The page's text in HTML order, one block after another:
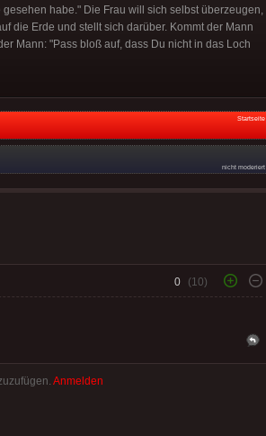
habe." Die Frau will sich selbst überzeugen,
die Erde und stellt sich darüber. Kommt der Mann
Mann: "Pass bloß auf, dass Du nicht in das Loch
Startseite
nicht moderiert
0 (10)
Anmelden